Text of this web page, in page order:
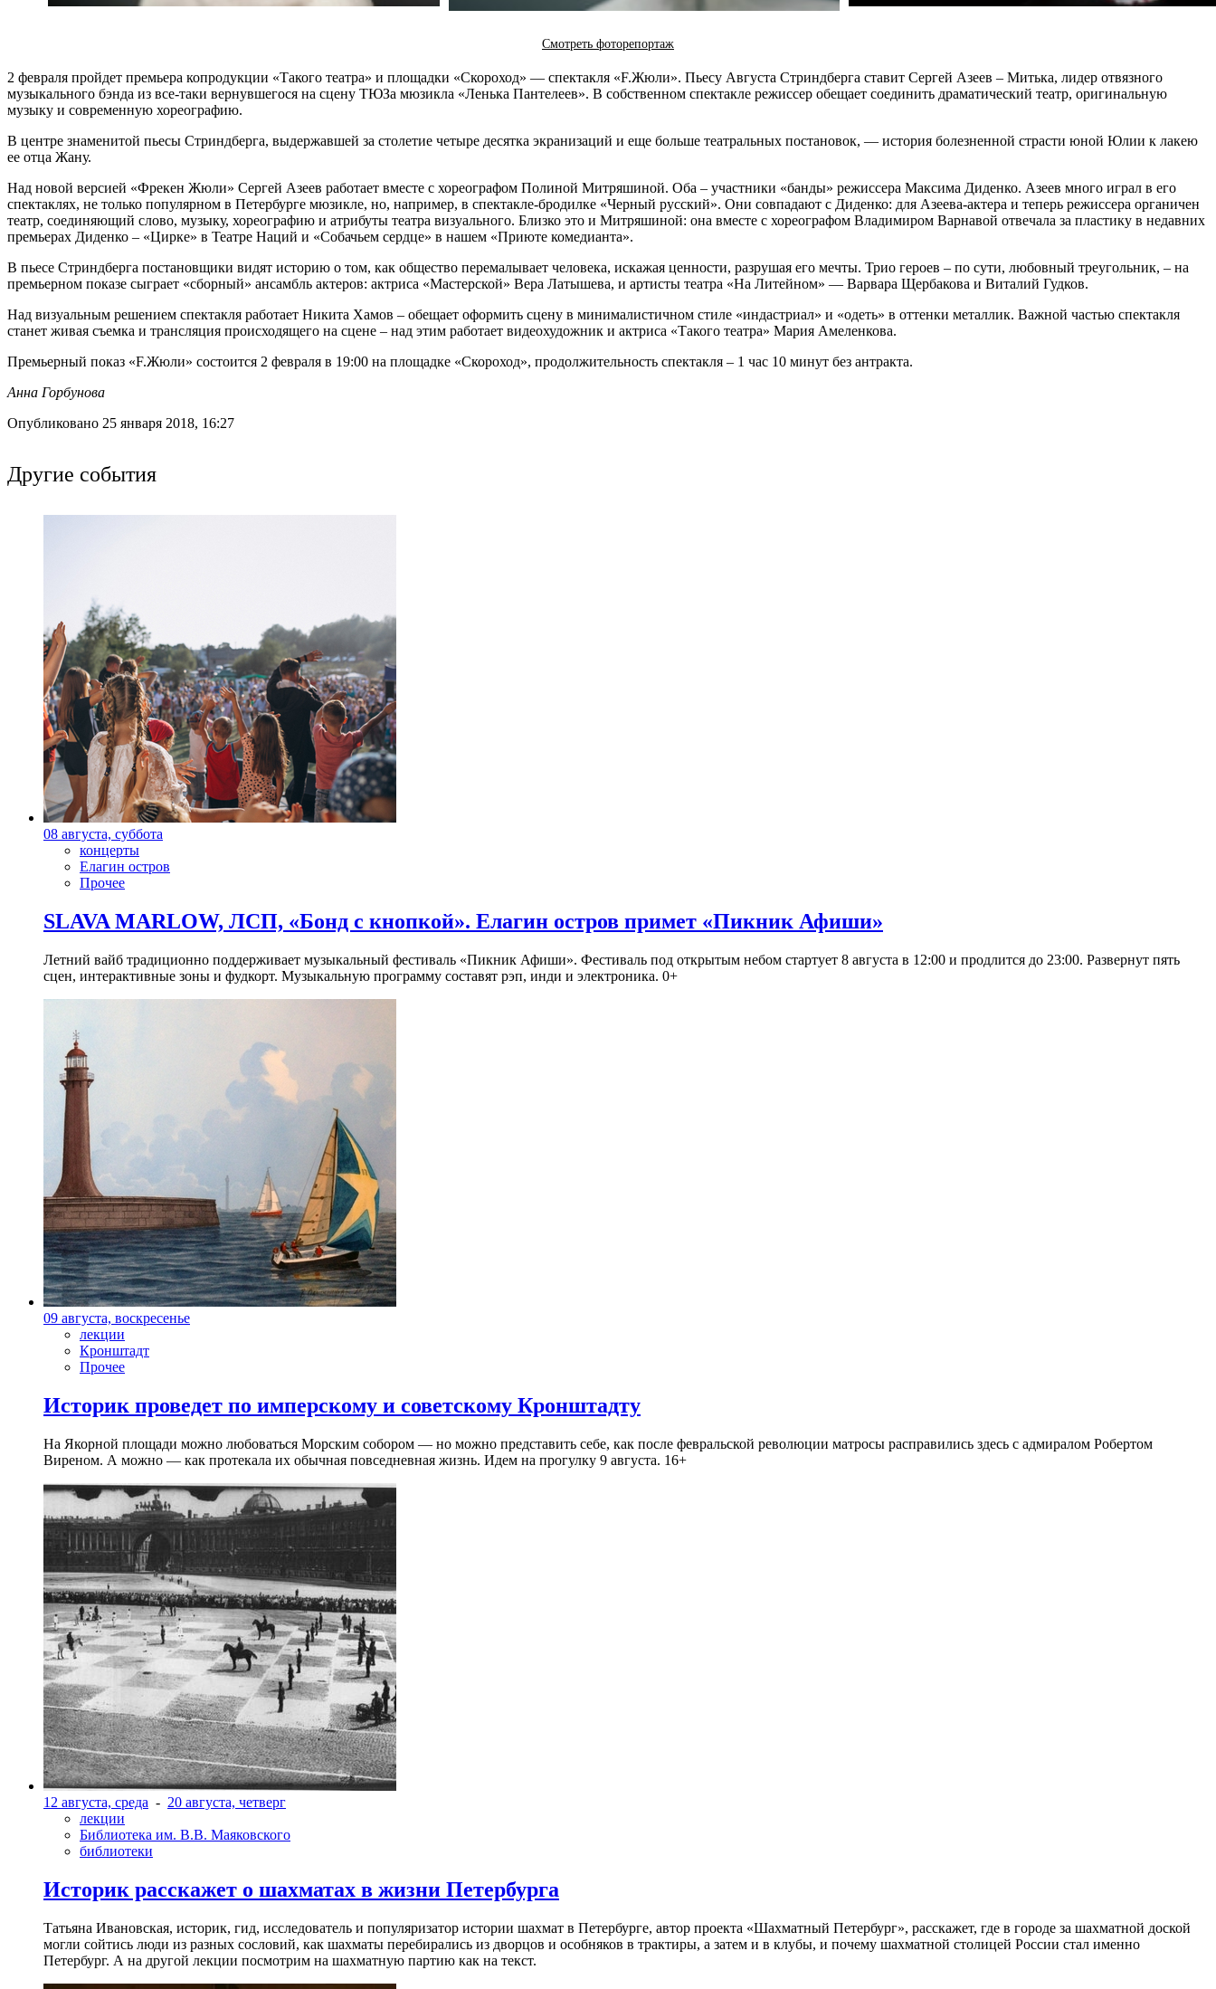
Смотреть фоторепортаж
2 февраля пройдет премьера копродукции «Такого театра» и площадки «Скороход» — спектакля «F.Жюли». Пьесу Августа Стриндберга ставит Сергей Азеев – Митька, лидер отвязного
музыкального бэнда из все-таки вернувшегося на сцену ТЮЗа мюзикла «Ленька Пантелеев». В собственном спектакле режиссер обещает соединить драматический театр, оригинальную
музыку и современную хореографию.
В центре знаменитой пьесы Стриндберга, выдержавшей за столетие четыре десятка экранизаций и еще больше театральных постановок, — история болезненной страсти юной Юлии к лакею
ее отца Жану.
Над новой версией «Фрекен Жюли» Сергей Азеев работает вместе с хореографом Полиной Митряшиной. Оба – участники «банды» режиссера Максима Диденко. Азеев много играл в его
спектаклях, не только популярном в Петербурге мюзикле, но, например, в спектакле-бродилке «Черный русский». Они совпадают с Диденко: для Азеева-актера и теперь режиссера органичен
театр, соединяющий слово, музыку, хореографию и атрибуты театра визуального. Близко это и Митряшиной: она вместе с хореографом Владимиром Варнавой отвечала за пластику в недавних
премьерах Диденко – «Цирке» в Театре Наций и «Собачьем сердце» в нашем «Приюте комедианта».
В пьесе Стриндберга постановщики видят историю о том, как общество перемалывает человека, искажая ценности, разрушая его мечты. Трио героев – по сути, любовный треугольник, – на
премьерном показе сыграет «сборный» ансамбль актеров: актриса «Мастерской» Вера Латышева, и артисты театра «На Литейном» — Варвара Щербакова и Виталий Гудков.
Над визуальным решением спектакля работает Никита Хамов – обещает оформить сцену в минималистичном стиле «индастриал» и «одеть» в оттенки металлик. Важной частью спектакля
станет живая съемка и трансляция происходящего на сцене – над этим работает видеохудожник и актриса «Такого театра» Мария Амеленкова.
Премьерный показ «F.Жюли» состоится 2 февраля в 19:00 на площадке «Скороход», продолжительность спектакля – 1 час 10 минут без антракта.
Анна Горбунова
Опубликовано 25 января 2018, 16:27
Другие события
08 августа, суббота
концерты
Елагин остров
Прочее
SLAVA MARLOW, ЛСП, «Бонд с кнопкой». Елагин остров примет «Пикник Афиши»
Летний вайб традиционно поддерживает музыкальный фестиваль «Пикник Афиши». Фестиваль под открытым небом стартует 8 августа в 12:00 и продлится до 23:00. Развернут пять
сцен, интерактивные зоны и фудкорт. Музыкальную программу составят рэп, инди и электроника. 0+
09 августа, воскресенье
лекции
Кронштадт
Прочее
Историк проведет по имперскому и советскому Кронштадту
На Якорной площади можно любоваться Морским собором — но можно представить себе, как после февральской революции матросы расправились здесь с адмиралом Робертом
Виреном. А можно — как протекала их обычная повседневная жизнь. Идем на прогулку 9 августа. 16+
12 августа, среда - 20 августа, четверг
лекции
Библиотека им. В.В. Маяковского
библиотеки
Историк расскажет о шахматах в жизни Петербурга
Татьяна Ивановская, историк, гид, исследователь и популяризатор истории шахмат в Петербурге, автор проекта «Шахматный Петербург», расскажет, где в городе за шахматной доской
могли сойтись люди из разных сословий, как шахматы перебирались из дворцов и особняков в трактиры, а затем и в клубы, и почему шахматной столицей России стал именно
Петербург. А на другой лекции посмотрим на шахматную партию как на текст.